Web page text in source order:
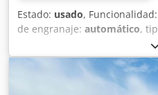
Estado: usado, Funcionalidad:
de engranaje: automático,
,
primer registro:10/1977,
Equipamiento:hidráulica,
Dksdpfx Ast S Idrecior